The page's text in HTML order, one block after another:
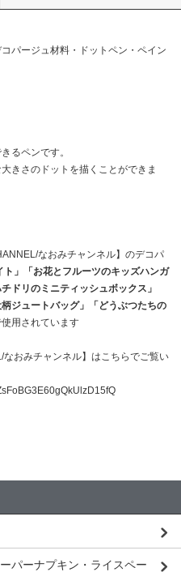
パージュ材料・ドットペン・ペイン
るペンです。
きさのドットを描くことができま
なおみチャンネル】のデコパ
」
「お花とフルーツのキッズハンガ
チドリのミニティッシュボックス」
柄ジュートバッグ」
「どうぶつたちの
用されています
おみチャンネル】はこちらでご覧い
パーナプキン・ライスペー